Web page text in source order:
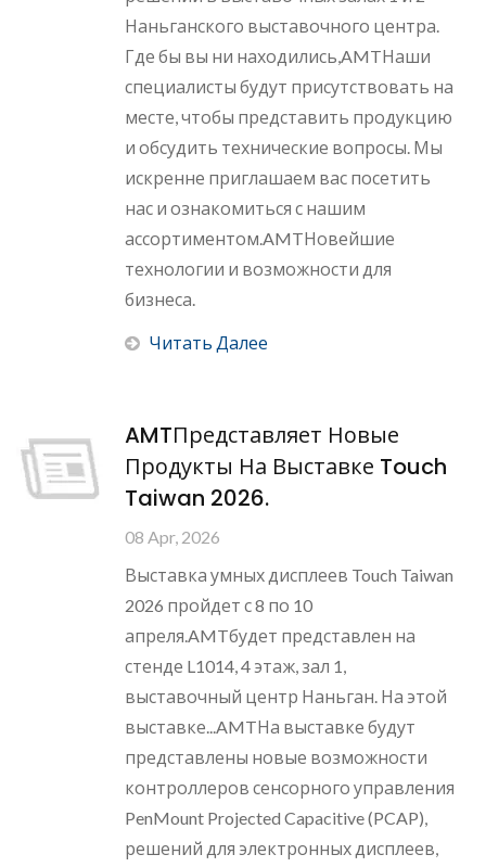
Наньганского выставочного центра.
Где бы вы ни находились,AMTНаши
специалисты будут присутствовать на
месте, чтобы представить продукцию
и обсудить технические вопросы. Мы
искренне приглашаем вас посетить
нас и ознакомиться с нашим
ассортиментом.AMTНовейшие
технологии и возможности для
бизнеса.
Читать Далее
AMTПредставляет Новые
Продукты На Выставке Touch
Taiwan 2026.
08 Apr, 2026
Выставка умных дисплеев Touch Taiwan
2026 пройдет с 8 по 10
апреля.AMTбудет представлен на
стенде L1014, 4 этаж, зал 1,
выставочный центр Наньган. На этой
выставке...AMTНа выставке будут
представлены новые возможности
контроллеров сенсорного управления
PenMount Projected Capacitive (PCAP),
решений для электронных дисплеев,